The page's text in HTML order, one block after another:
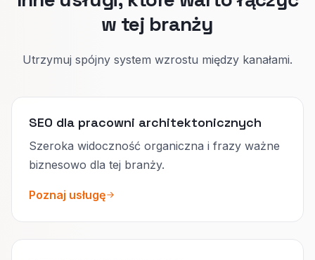
w tej branży
Utrzymuj spójny system wzrostu między kanałami.
SEO dla pracowni architektonicznych
Szeroka widoczność organiczna i frazy ważne
biznesowo dla tej branży.
Poznaj usługę